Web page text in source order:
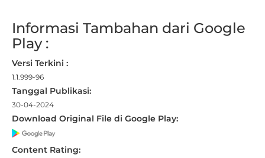
Travel
&
Local
Video
Players
&
Editors
Informasi Tambahan dari Google
Play :
Versi Terkini :
1.1.999-96
Tanggal Publikasi:
30-04-2024
Download Original File di Google Play:
Content Rating: